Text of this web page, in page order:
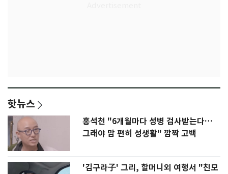
핫뉴스
홍석천 "6개월마다 성병 검사받는다…
그래야 맘 편히 성생활" 깜짝 고백
'김구라子' 그리, 할머니외 여행서 "친모